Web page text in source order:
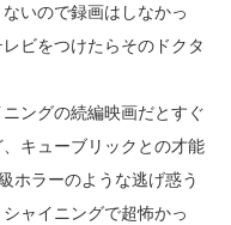
いので録画はしなかっ
ビをつけたらそのドクタ
ングの続編映画だとすぐ
キューブリックとの才能
ホラーのような逃げ惑う
ャイニングで超怖かっ